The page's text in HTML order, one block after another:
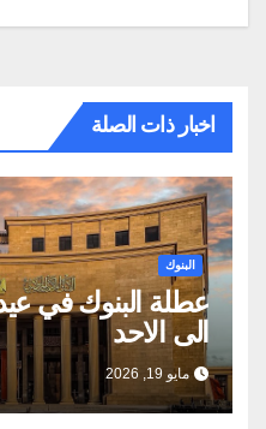
اخبار ذات الصلة
البنوك
عطلة البنوك في
الى الاحد
مايو 19, 2026